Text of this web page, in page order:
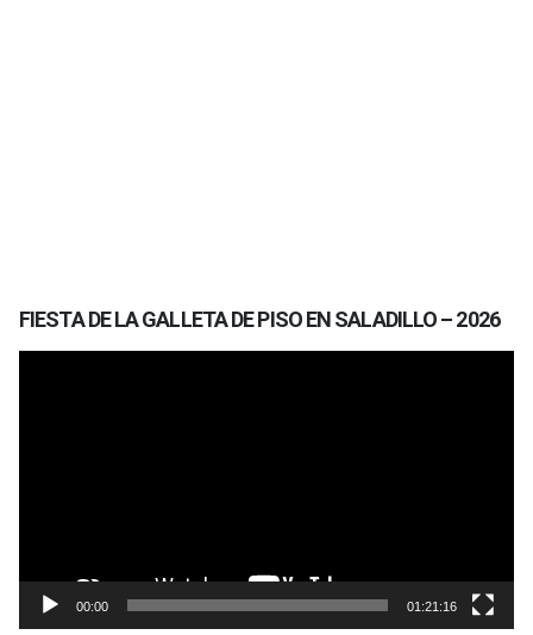
FIESTA DE LA GALLETA DE PISO EN SALADILLO – 2026
00:00 01:21:16